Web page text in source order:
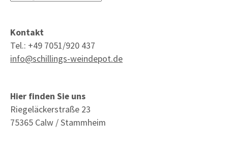
Kontakt
Tel.: +49 7051/920 437
info@schillings-weindepot.de
Hier finden Sie uns
Riegeläckerstraße 23
75365 Calw / Stammheim